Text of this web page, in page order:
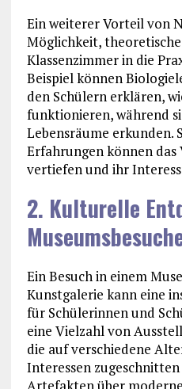
Ein weiterer Vorteil von
Möglichkeit,
Klassenzimmer in die
Beispiel können
den Schülern erklären,
funktionieren, während
Lebensräume erkunden.
Erfahrungen können das
vertiefen und ihr
2. Kulturelle
Ein Besuch in einem
Kunstgalerie kann eine
für Schülerinnen und
eine Vielzahl von
die auf verschiedene
Interessen